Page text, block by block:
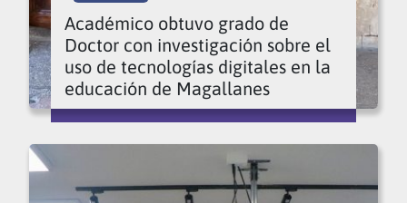
Académico obtuvo grado de
Doctor con investigación sobre el
uso de tecnologías digitales en la
educación de Magallanes